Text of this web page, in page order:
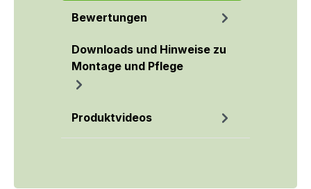
Bewertungen
Downloads und Hinweise zu
Montage und Pflege
Produktvideos